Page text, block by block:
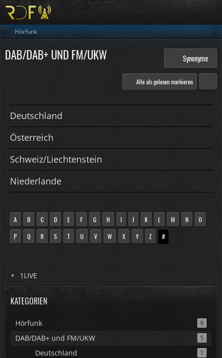
Hörfunk
DAB/DAB+ UND FM/UKW Synonyme
Alle als gelesen markieren
Deutschland
Österreich
Schweiz/Liechtenstein
Niederlande
A B C D E F G H I J K L M N
O
P
Q R S T U V W X Y Z #
1LIVE
KATEGORIEN
Hörfunk 9
DAB/DAB+ und FM/UKW 5
Deutschland 1